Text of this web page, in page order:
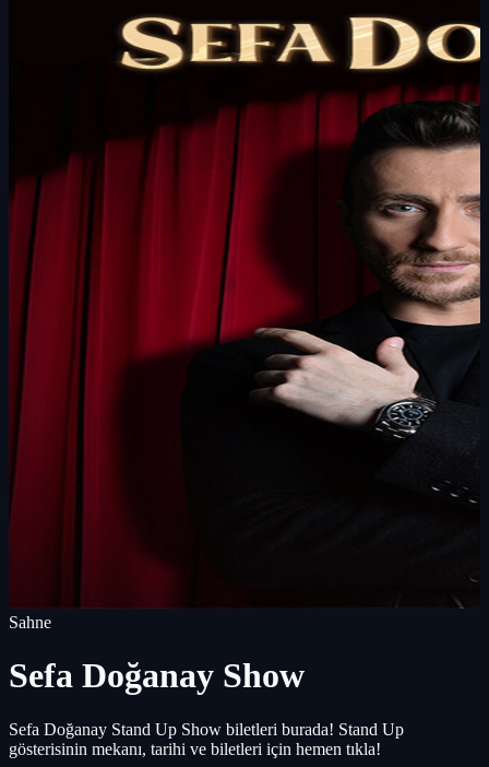
Sahne
Sefa Doğanay Show
Sefa Doğanay Stand Up Show biletleri burada! Stand Up
gösterisinin mekanı, tarihi ve biletleri için hemen tıkla!